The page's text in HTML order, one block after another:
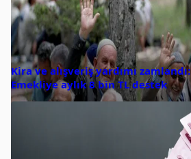
Kira ve alışveriş yardımı zamlandı:
Emekliye aylık 8 bin TL destek